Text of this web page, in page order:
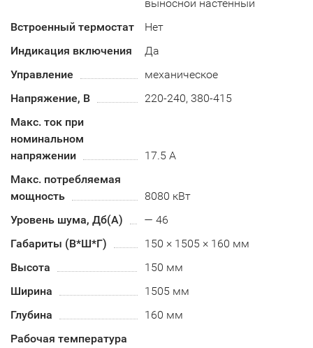
выносной настенный
Встроенный термостат
Нет
Индикация включения
Да
Управление
механическое
Напряжение, В
220-240, 380-415
Макс. ток при
номинальном
напряжении
17.5 А
Макс. потребляемая
мощность
8080 кВт
Уровень шума, Дб(А)
— 46
Габариты (В*Ш*Г)
150 × 1505 × 160 мм
Высота
150 мм
Ширина
1505 мм
Глубина
160 мм
Рабочая температура